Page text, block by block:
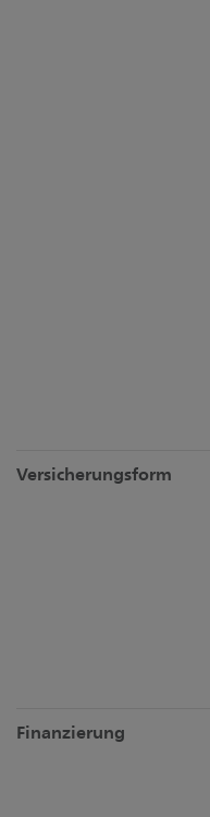
Versicherungsform
Finanzierung